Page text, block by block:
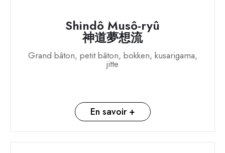
Shindô Musô-ryû
神道夢想流
Grand bâton, petit bâton, bokken, kusarigama,
jitte
En savoir +